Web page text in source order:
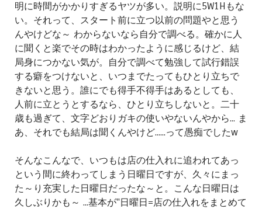
明に時間がかかりすぎるヤツが多い。説明に5W1Hもな
い。それって、スタート前に立つ以前の問題やと思う
んやけどな～ わからないなら自分で調べる。確かに人
に聞くと楽でその時はわかったように感じるけど、結
局身につかない気が。自分で調べて勉強して試行錯誤
する癖をつけないと、いつまでたってもひとり立ちで
きないと思う。誰にでも得手不得手はあるとしても、
人前に立とうとするなら、ひとり立ちしないと。二十
歳も過ぎて、文字どおりガキの使いやないんやから... ま
あ、それでも結局は聞くんやけど......って愚痴でしたw
そんなこんなで、いつもは店の仕入れに追われてあっ
という間に終わってしまう日曜日ですが、久々にまっ
た～り充実した日曜日だったな～と。こんな日曜日は
久しぶりかも～ ...基本が"日曜日=店の仕入れをまとめて